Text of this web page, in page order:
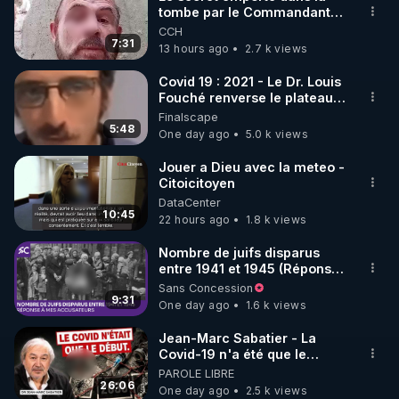
🌱 INSTAGRAM
https://www.instagram.com/rdlr_thierrycasasnovas/
http://rgnr.li/instagram
🌱 LA NEWSLETTER
Pour ne pas rater l’actualité RGNR (stages,
http://rgnr.li/news
🌱 VIDÉOS NON CENSURÉES SUR ODYSEE
Toutes les vidéos Youtube sont aussi sur la
http://rgnr.li/odysee
🌱 LES STAGES EN PRÉSENTIEL
http://rgnr.li/stages
7:31
tombe par le Commandant
Cousteau le 25 juin 1997
CCH
13 hours ago
2.7 k views
5:48
Covid 19 : 2021 - Le Dr. Louis
Fouché renverse le plateau
de CNews !
Finalscape
One day ago
5.0 k views
10:45
Jouer a Dieu avec la meteo -
Citoicitoyen
DataCenter
22 hours ago
1.8 k views
9:31
Nombre de juifs disparus
entre 1941 et 1945 (Réponse
à mes accusateurs)
Sans Concession
One day ago
1.6 k views
26:06
Jean-Marc Sabatier - La
Covid-19 n'a été que le
début - L'ARNm & l'ARNm-aa
jusqu où auront-t-il ?
PAROLE LIBRE
One day ago
2.5 k views